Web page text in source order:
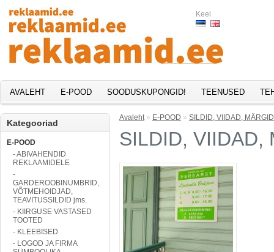
Keel
AVALEHT E-POOD SOODUSKUPONGID! TEENUSED
Kategooriad
E-POOD
- ABIVAHENDID
REKLAAMIDELE
-
GARDEROOBINUMBRID,
VÕTMEHOIDJAD,
TEAVITUSSILDID jms.
- KIIRGUSE VASTASED
TOOTED
- KLEEBISED
- LOGOD JA FIRMA
Avaleht» E-POOD » SILDID, VIIDAD, MÄRGID
SILDID, VIIDAD,